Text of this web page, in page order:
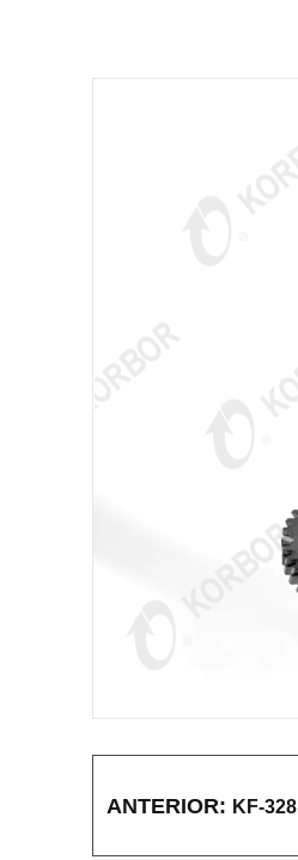
ANTERIOR: KF-328